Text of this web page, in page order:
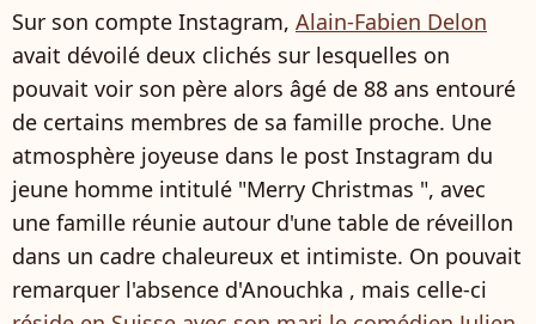
Sur son compte Instagram, Alain-Fabien Delon
avait dévoilé deux clichés sur lesquelles on
pouvait voir son père alors âgé de 88 ans entouré
de certains membres de sa famille proche. Une
atmosphère joyeuse dans le post Instagram du
jeune homme intitulé "Merry Christmas ", avec
une famille réunie autour d'une table de réveillon
dans un cadre chaleureux et intimiste. On pouvait
remarquer l'absence d'Anouchka , mais celle-ci